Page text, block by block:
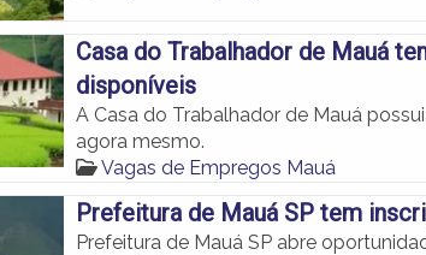
Casa do Trabalhador de Mauá
disponíveis
A Casa do Trabalhador de Mauá
agora mesmo.
Vagas de Empregos Mauá
Prefeitura de Mauá SP tem
Prefeitura de Mauá SP abre